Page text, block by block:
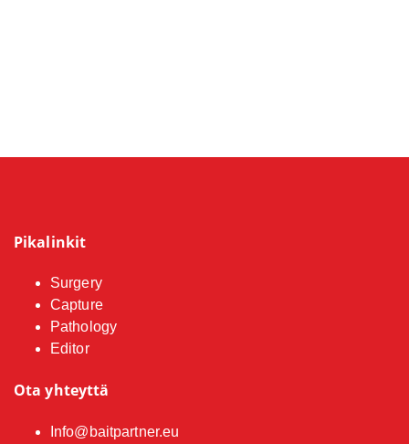
Pikalinkit
Surgery
Capture
Pathology
Editor
Ota yhteyttä
Info@baitpartner.eu